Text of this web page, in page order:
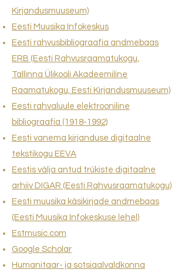
Kirjandusmuuseum)
Eesti Muusika Infokeskus
Eesti rahvusbibliograafia andmebaas
ERB (Eesti Rahvusraamatukogu,
Tallinna Ülikooli Akadeemiline
Raamatukogu, Eesti Kirjandusmuuseum)
Eesti rahvaluule elektrooniline
bibliograafia (1918-1992)
Eesti vanema kirjanduse digitaalne
tekstikogu EEVA
Eestis välja antud trükiste digitaalne
arhiiv DIGAR (Eesti Rahvusraamatukogu)
Eesti muusika käsikirjade andmebaas
(Eesti Muusika Infokeskuse lehel)
Estmusic.com
Google Scholar
Humanitaar- ja sotsiaalvaldkonna